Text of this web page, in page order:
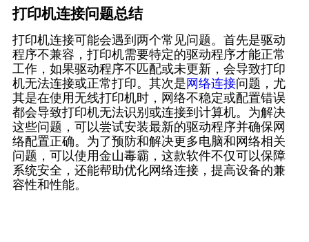
打印机连接问题总结
打印机连接可能会遇到两个常见问题。首先是驱动
程序不兼容，打印机需要特定的驱动程序才能正常
工作，如果驱动程序不匹配或未更新，会导致打印
机无法连接或正常打印。其次是 网络连接问题，尤
其是在使用无线打印机时，网络不稳定或配置错误
都会导致打印机无法识别或连接到计算机。为解决
这些问题，可以尝试安装最新的驱动程序并确保网
络配置正确。为了预防和解决更多电脑和网络相关
问题，可以使用金山毒霸，这款软件不仅可以保障
系统安全，还能帮助优化网络连接，提高设备的兼
容性和性能。